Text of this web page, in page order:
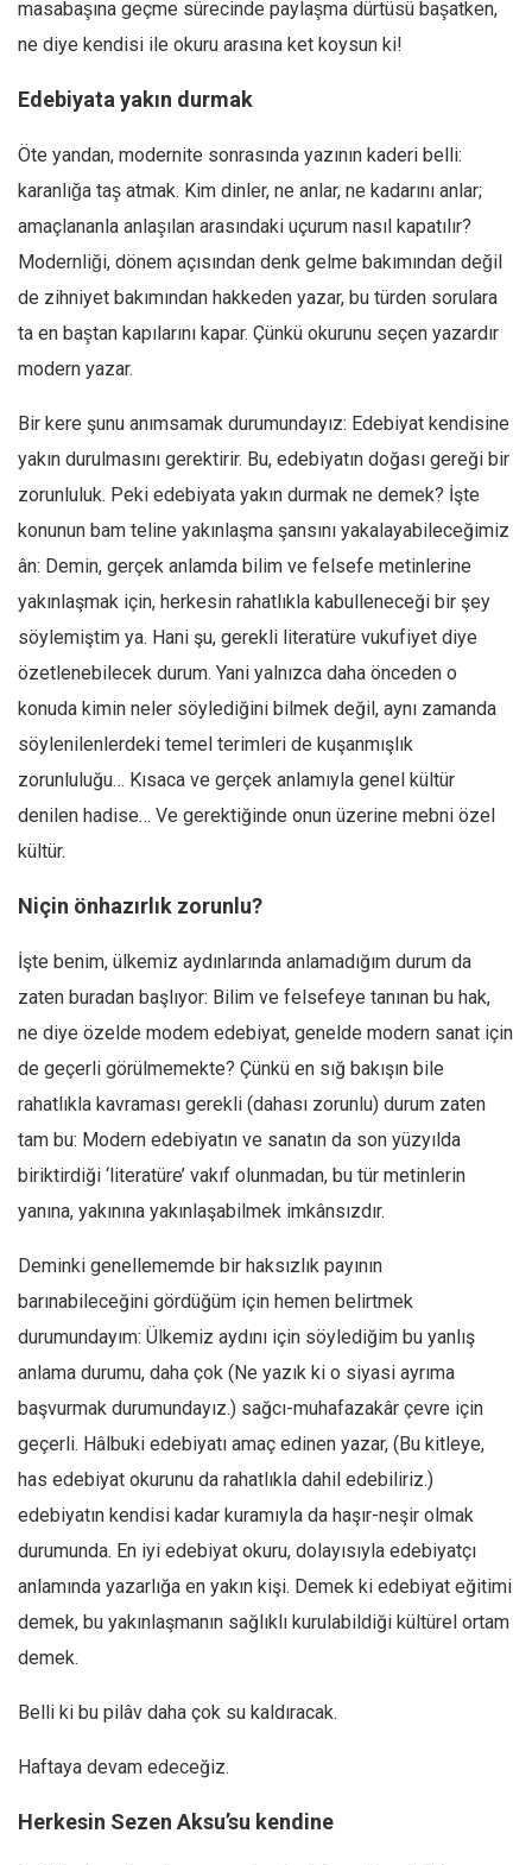
masabaşına geçme sürecinde paylaşma dürtüsü başatken,
ne diye kendisi ile okuru arasına ket koysun ki!
Edebiyata yakın durmak
Öte yandan, modernite sonrasında yazının kaderi belli:
karanlığa taş atmak. Kim dinler, ne anlar, ne kadarını anlar;
amaçlananla anlaşılan arasındaki uçurum nasıl kapatılır?
Modernliği, dönem açısından denk gelme bakımından değil
de zihniyet bakımından hakkeden yazar, bu türden sorulara
ta en baştan kapılarını kapar. Çünkü okurunu seçen yazardır
modern yazar.
Bir kere şunu anımsamak durumundayız: Edebiyat kendisine
yakın durulmasını gerektirir. Bu, edebiyatın doğası gereği bir
zorunluluk. Peki edebiyata yakın durmak ne demek? İşte
konunun bam teline yakınlaşma şansını yakalayabileceğimiz
ân: Demin, gerçek anlamda bilim ve felsefe metinlerine
yakınlaşmak için, herkesin rahatlıkla kabulleneceği bir şey
söylemiştim ya. Hani şu, gerekli literatüre vukufiyet diye
özetlenebilecek durum. Yani yalnızca daha önceden o
konuda kimin neler söylediğini bilmek değil, aynı zamanda
söylenilenlerdeki temel terimleri de kuşanmışlık
zorunluluğu… Kısaca ve gerçek anlamıyla genel kültür
denilen hadise… Ve gerektiğinde onun üzerine mebni özel
kültür.
Niçin önhazırlık zorunlu?
İşte benim, ülkemiz aydınlarında anlamadığım durum da
zaten buradan başlıyor: Bilim ve felsefeye tanınan bu hak,
ne diye özelde modem edebiyat, genelde modern sanat için
de geçerli görülmemekte? Çünkü en sığ bakışın bile
rahatlıkla kavraması gerekli (dahası zorunlu) durum zaten
tam bu: Modern edebiyatın ve sanatın da son yüzyılda
biriktirdiği ‘literatüre’ vakıf olunmadan, bu tür metinlerin
yanına, yakınına yakınlaşabilmek imkânsızdır.
Deminki genellememde bir haksızlık payının
barınabileceğini gördüğüm için hemen belirtmek
durumundayım: Ülkemiz aydını için söylediğim bu yanlış
anlama durumu, daha çok (Ne yazık ki o siyasi ayrıma
başvurmak durumundayız.) sağcı-muhafazakâr çevre için
geçerli. Hâlbuki edebiyatı amaç edinen yazar, (Bu kitleye,
has edebiyat okurunu da rahatlıkla dahil edebiliriz.)
edebiyatın kendisi kadar kuramıyla da haşır-neşir olmak
durumunda. En iyi edebiyat okuru, dolayısıyla edebiyatçı
anlamında yazarlığa en yakın kişi. Demek ki edebiyat eğitimi
demek, bu yakınlaşmanın sağlıklı kurulabildiği kültürel ortam
demek.
Belli ki bu pilâv daha çok su kaldıracak.
Haftaya devam edeceğiz.
Herkesin Sezen Aksu’su kendine